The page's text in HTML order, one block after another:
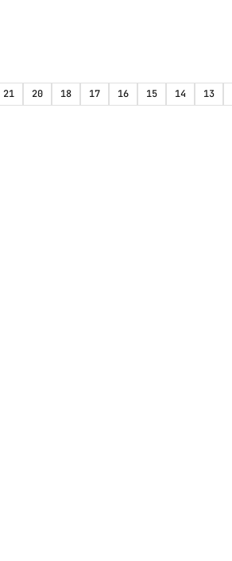
21 20 18 17 16 15 14 13